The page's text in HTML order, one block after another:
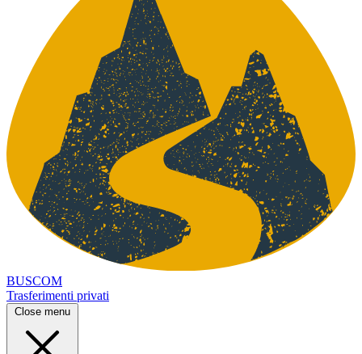
BUSCOM
Trasferimenti privati
Close menu